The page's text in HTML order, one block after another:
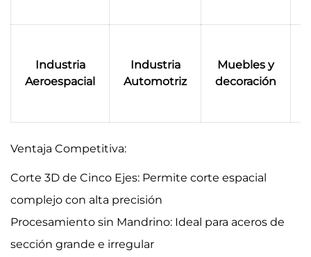
Industria
Aeroespacial
Industria
Automotriz
Muebles y
decoración
Ventaja Competitiva:
Corte 3D de Cinco Ejes: Permite corte espacial
complejo con alta precisión
Procesamiento sin Mandrino: Ideal para aceros de
sección grande e irregular